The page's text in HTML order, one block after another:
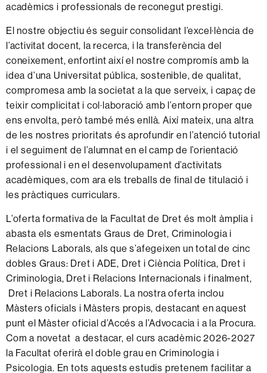
acadèmics i professionals de reconegut prestigi.
El nostre objectiu és seguir consolidant l’excel·lència de
l’activitat docent, la recerca, i la transferència del
coneixement, enfortint així el nostre compromís amb la
idea d’una Universitat pública, sostenible, de qualitat,
compromesa amb la societat a la que serveix, i capaç de
teixir complicitat i col·laboració amb l’entorn proper que
ens envolta, però també més enllà. Així mateix, una altra
de les nostres prioritats és aprofundir en l’atenció tutorial
i el seguiment de l’alumnat en el camp de l’orientació
professional i en el desenvolupament d’activitats
acadèmiques, com ara els treballs de final de titulació i
les pràctiques curriculars.
L’oferta formativa de la Facultat de Dret és molt àmplia i
abasta els esmentats Graus de Dret, Criminologia i
Relacions Laborals, als que s’afegeixen un total de cinc
dobles Graus: Dret i ADE, Dret i Ciència Política, Dret i
Criminologia, Dret i Relacions Internacionals i finalment,
Dret i Relacions Laborals. La nostra oferta inclou
Màsters oficials i Màsters propis, destacant en aquest
punt el Màster oficial d’Accés a l’Advocacia i a la Procura.
Com a novetat a destacar, el curs acadèmic 2026-2027
la Facultat oferirà el doble grau en Criminologia i
Psicologia. En tots aquests estudis pretenem facilitar a